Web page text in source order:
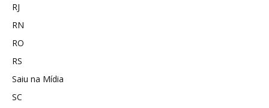
RJ
RN
RO
RS
Saiu na Mídia
SC